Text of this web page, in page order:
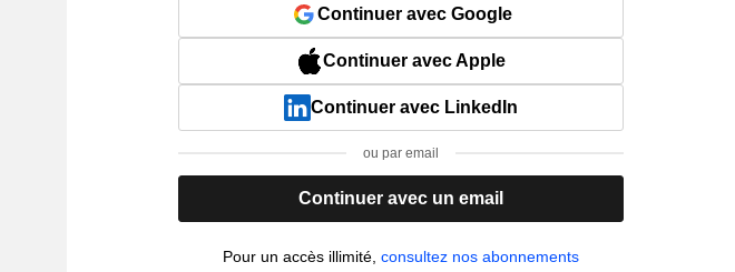
Continuer avec Google
Continuer avec Apple
Continuer avec LinkedIn
ou par email
Continuer avec un email
Pour un accès illimité,consultez nos abonnements